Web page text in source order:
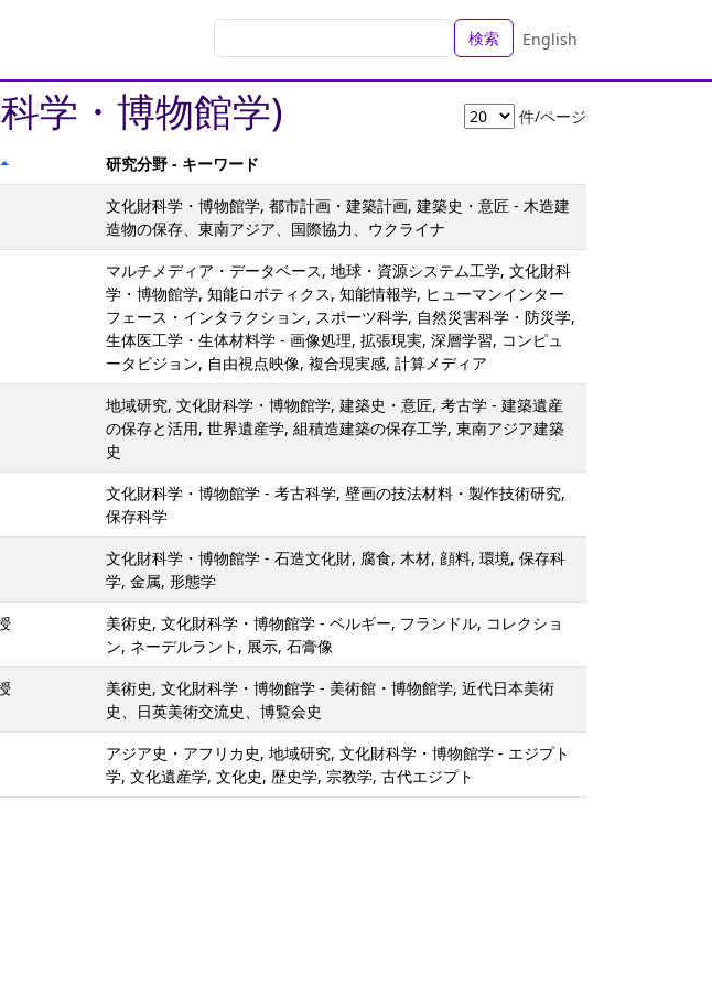
検索 English
学・博物館学) 件/ページ
研究分野 - キーワード
文化財科学・博物館学, 都市計画・建築計画, 建築史・意匠 - 木造建
造物の保存、東南アジア、国際協力、ウクライナ
マルチメディア・データベース, 地球・資源システム工学, 文化財科
学・博物館学, 知能ロボティクス, 知能情報学, ヒューマンインター
フェース・インタラクション, スポーツ科学, 自然災害科学・防災学,
生体医工学・生体材料学 - 画像処理, 拡張現実, 深層学習, コンピュ
ータビジョン, 自由視点映像, 複合現実感, 計算メディア
地域研究, 文化財科学・博物館学, 建築史・意匠, 考古学 - 建築遺産
の保存と活用, 世界遺産学, 組積造建築の保存工学, 東南アジア建築
史
文化財科学・博物館学 - 考古科学, 壁画の技法材料・製作技術研究,
保存科学
文化財科学・博物館学 - 石造文化財, 腐食, 木材, 顔料, 環境, 保存科
学, 金属, 形態学
美術史, 文化財科学・博物館学 - ベルギー, フランドル, コレクショ
ン, ネーデルラント, 展示, 石膏像
美術史, 文化財科学・博物館学 - 美術館・博物館学, 近代日本美術
史、日英美術交流史、博覧会史
アジア史・アフリカ史, 地域研究, 文化財科学・博物館学 - エジプト
学, 文化遺産学, 文化史, 歴史学, 宗教学, 古代エジプト